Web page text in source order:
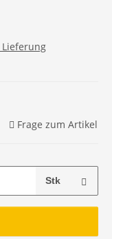
Frage zum Artikel
Stk